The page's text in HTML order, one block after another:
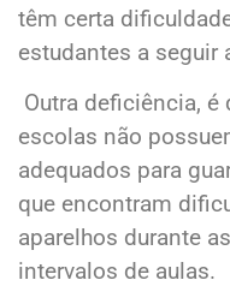
têm certa
estudantes a seguir
Outra deficiência, é
escolas não
adequados para
que encontram
aparelhos durante
intervalos de aulas.